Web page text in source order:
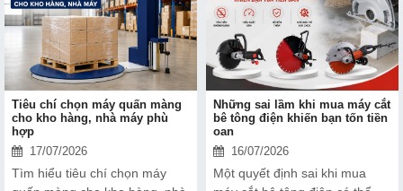
Tiêu chí chọn máy quấn màng
cho kho hàng, nhà máy phù
hợp
17/07/2026
Tìm hiểu tiêu chí chọn máy
Những sai lầm khi mua máy cắt
bê tông điện khiến bạn tốn tiền
oan
16/07/2026
Một quyết định sai khi mua